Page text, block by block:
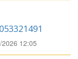
12:05